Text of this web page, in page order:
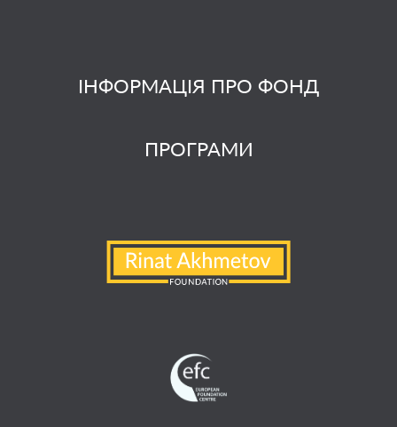
ІНФОРМАЦІЯ ПРО ФОНД
ПРОГРАМИ